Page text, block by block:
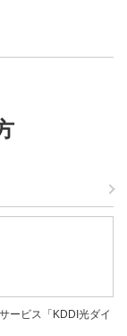
ービス「KDDI光ダイ